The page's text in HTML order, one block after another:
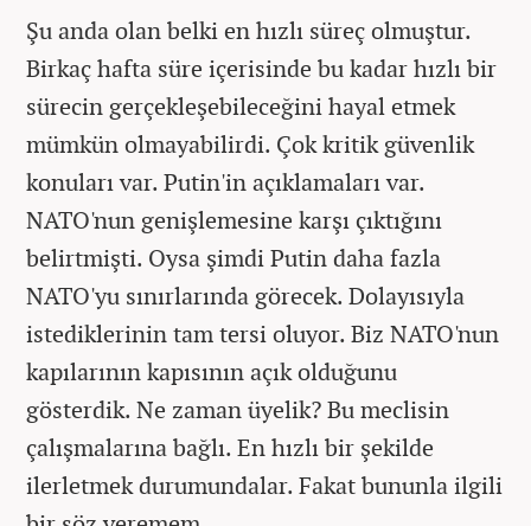
Şu anda olan belki en hızlı süreç olmuştur.
Birkaç hafta süre içerisinde bu kadar hızlı bir
sürecin gerçekleşebileceğini hayal etmek
mümkün olmayabilirdi. Çok kritik güvenlik
konuları var. Putin'in açıklamaları var.
NATO'nun genişlemesine karşı çıktığını
belirtmişti. Oysa şimdi Putin daha fazla
NATO'yu sınırlarında görecek. Dolayısıyla
istediklerinin tam tersi oluyor. Biz NATO'nun
kapılarının kapısının açık olduğunu
gösterdik. Ne zaman üyelik? Bu meclisin
çalışmalarına bağlı. En hızlı bir şekilde
ilerletmek durumundalar. Fakat bununla ilgili